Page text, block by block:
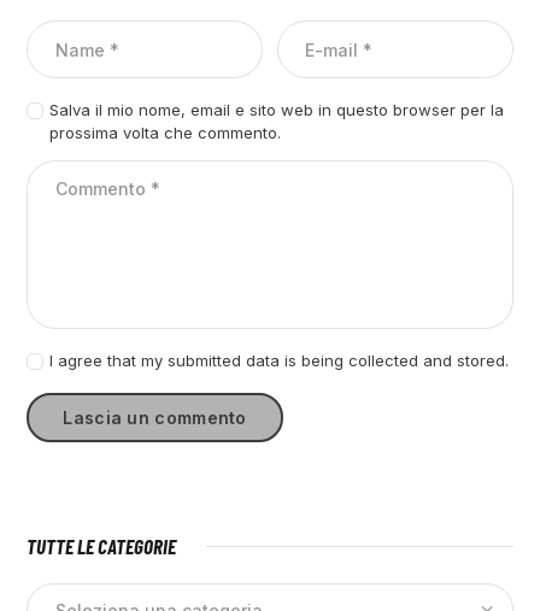
Salva il mio nome, email e sito web in questo browser per la
prossima volta che commento.
I agree that my submitted data is being collected and stored.
TUTTE LE CATEGORIE